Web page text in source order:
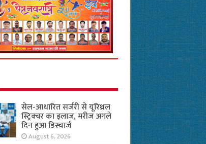
सेल-आधारित सर्जरी से यूरिथ्रल
स्ट्रिक्चर का इलाज, मरीज अगले
दिन हुआ डिस्चार्ज
August 6, 2026